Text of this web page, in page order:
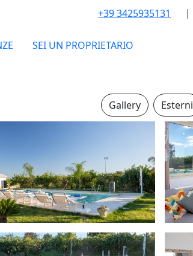
+39 3425935131 |
SEI UN PROPRIETARIO
Gallery Esterni